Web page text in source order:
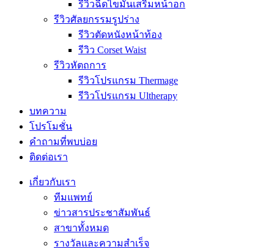
รีวิวฉีดไขมันเสริมหน้าอก
รีวิวศัลยกรรมรูปร่าง
รีวิวตัดหนังหน้าท้อง
รีวิว Corset Waist
รีวิวหัตถการ
รีวิวโปรแกรม Thermage
รีวิวโปรแกรม Ultherapy
บทความ
โปรโมชั่น
คำถามที่พบบ่อย
ติดต่อเรา
เกี่ยวกับเรา
ทีมแพทย์
ข่าวสารประชาสัมพันธ์
สาขาทั้งหมด
รางวัลและความสำเร็จ